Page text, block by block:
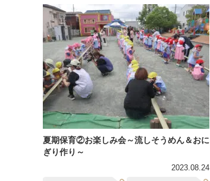
夏期保育②お楽しみ会～流しそうめん＆おに
ぎり作り～
2023.08.24